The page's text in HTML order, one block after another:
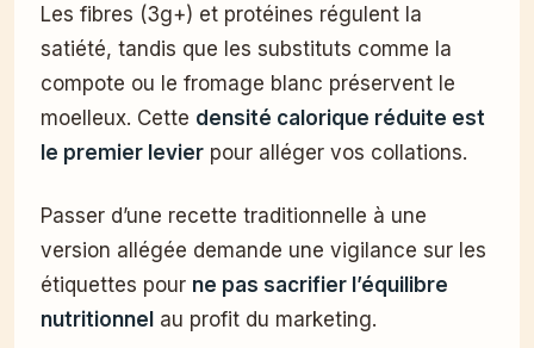
Les fibres (3g+) et protéines régulent la
satiété, tandis que les substituts comme la
compote ou le fromage blanc préservent le
moelleux. Cette densité calorique réduite est
le premier levier pour alléger vos collations.
Passer d’une recette traditionnelle à une
version allégée demande une vigilance sur les
étiquettes pour ne pas sacrifier l’équilibre
nutritionnel au profit du marketing.